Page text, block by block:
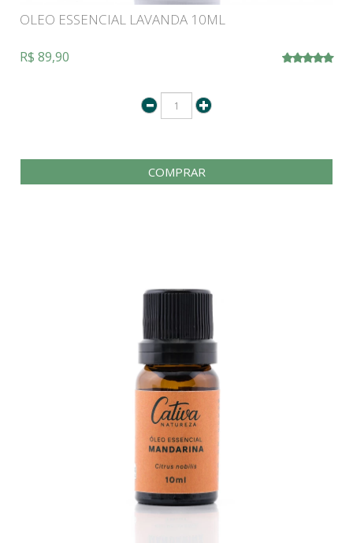
OLEO ESSENCIAL LAVANDA 10ML
R$ 89,90
COMPRAR